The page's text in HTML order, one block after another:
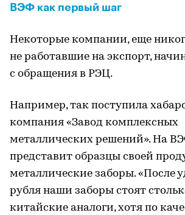
ВЭФ как первый шаг
Некоторые компании, еще
не работавшие на экспорт,
с обращения в РЭЦ.
Например, так поступила
компания «Завод комплексных
металлических решений». На
представит образцы своей
металлические заборы. «После
рубля наши заборы стоят
китайские аналоги, хотя по